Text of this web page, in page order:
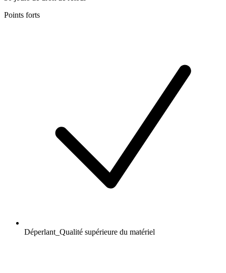
Points forts
Déperlant_Qualité supérieure du matériel